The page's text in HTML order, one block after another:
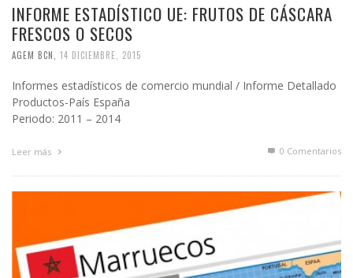
INFORME ESTADÍSTICO UE: FRUTOS DE CÁSCARA
FRESCOS O SECOS
AGEM BCN 14 DICIEMBRE, 2015
Informes estadísticos de comercio mundial / Informe Detallado
Productos-País España
Periodo: 2011 – 2014
Leer más 0 Comentarios